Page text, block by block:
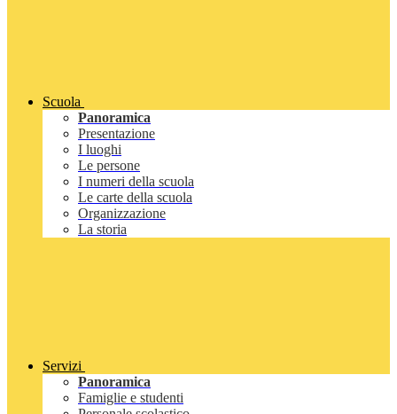
Scuola
Panoramica
Presentazione
I luoghi
Le persone
I numeri della scuola
Le carte della scuola
Organizzazione
La storia
Servizi
Panoramica
Famiglie e studenti